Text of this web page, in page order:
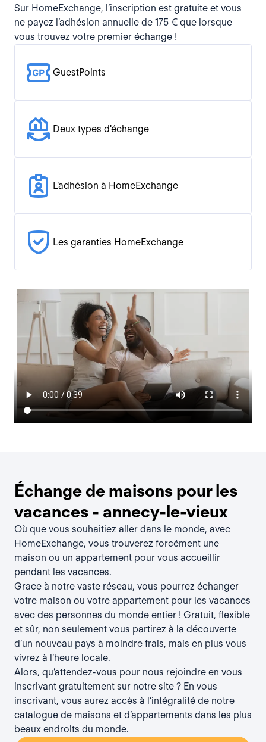
Sur HomeExchange, l’inscription est gratuite et vous
ne payez l’adhésion annuelle de 175 € que lorsque
vous trouvez votre premier échange !
GuestPoints
Deux types d'échange
L'adhésion à HomeExchange
Les garanties HomeExchange
Échange de maisons pour les
vacances - annecy-le-vieux
Où que vous souhaitiez aller dans le monde, avec
HomeExchange, vous trouverez forcément une
maison ou un appartement pour vous accueillir
pendant les vacances.
Grace à notre vaste réseau, vous pourrez échanger
votre maison ou votre appartement pour les vacances
avec des personnes du monde entier ! Gratuit, flexible
et sûr, non seulement vous partirez à la découverte
d’un nouveau pays à moindre frais, mais en plus vous
vivrez à l’heure locale.
Alors, qu’attendez-vous pour nous rejoindre en vous
inscrivant gratuitement sur notre site ? En vous
inscrivant, vous aurez accès à l’intégralité de notre
catalogue de maisons et d’appartements dans les plus
beaux endroits du monde.